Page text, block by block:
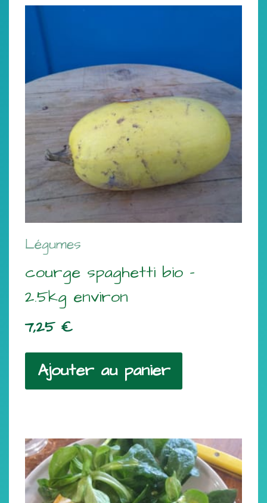
Légumes
courge spaghetti bio –
2.5kg environ
7,25 €
Ajouter au panier